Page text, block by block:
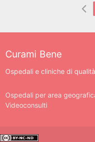
Curami Bene
Ospedali e cliniche di
Ospedali per area
Videoconsulti